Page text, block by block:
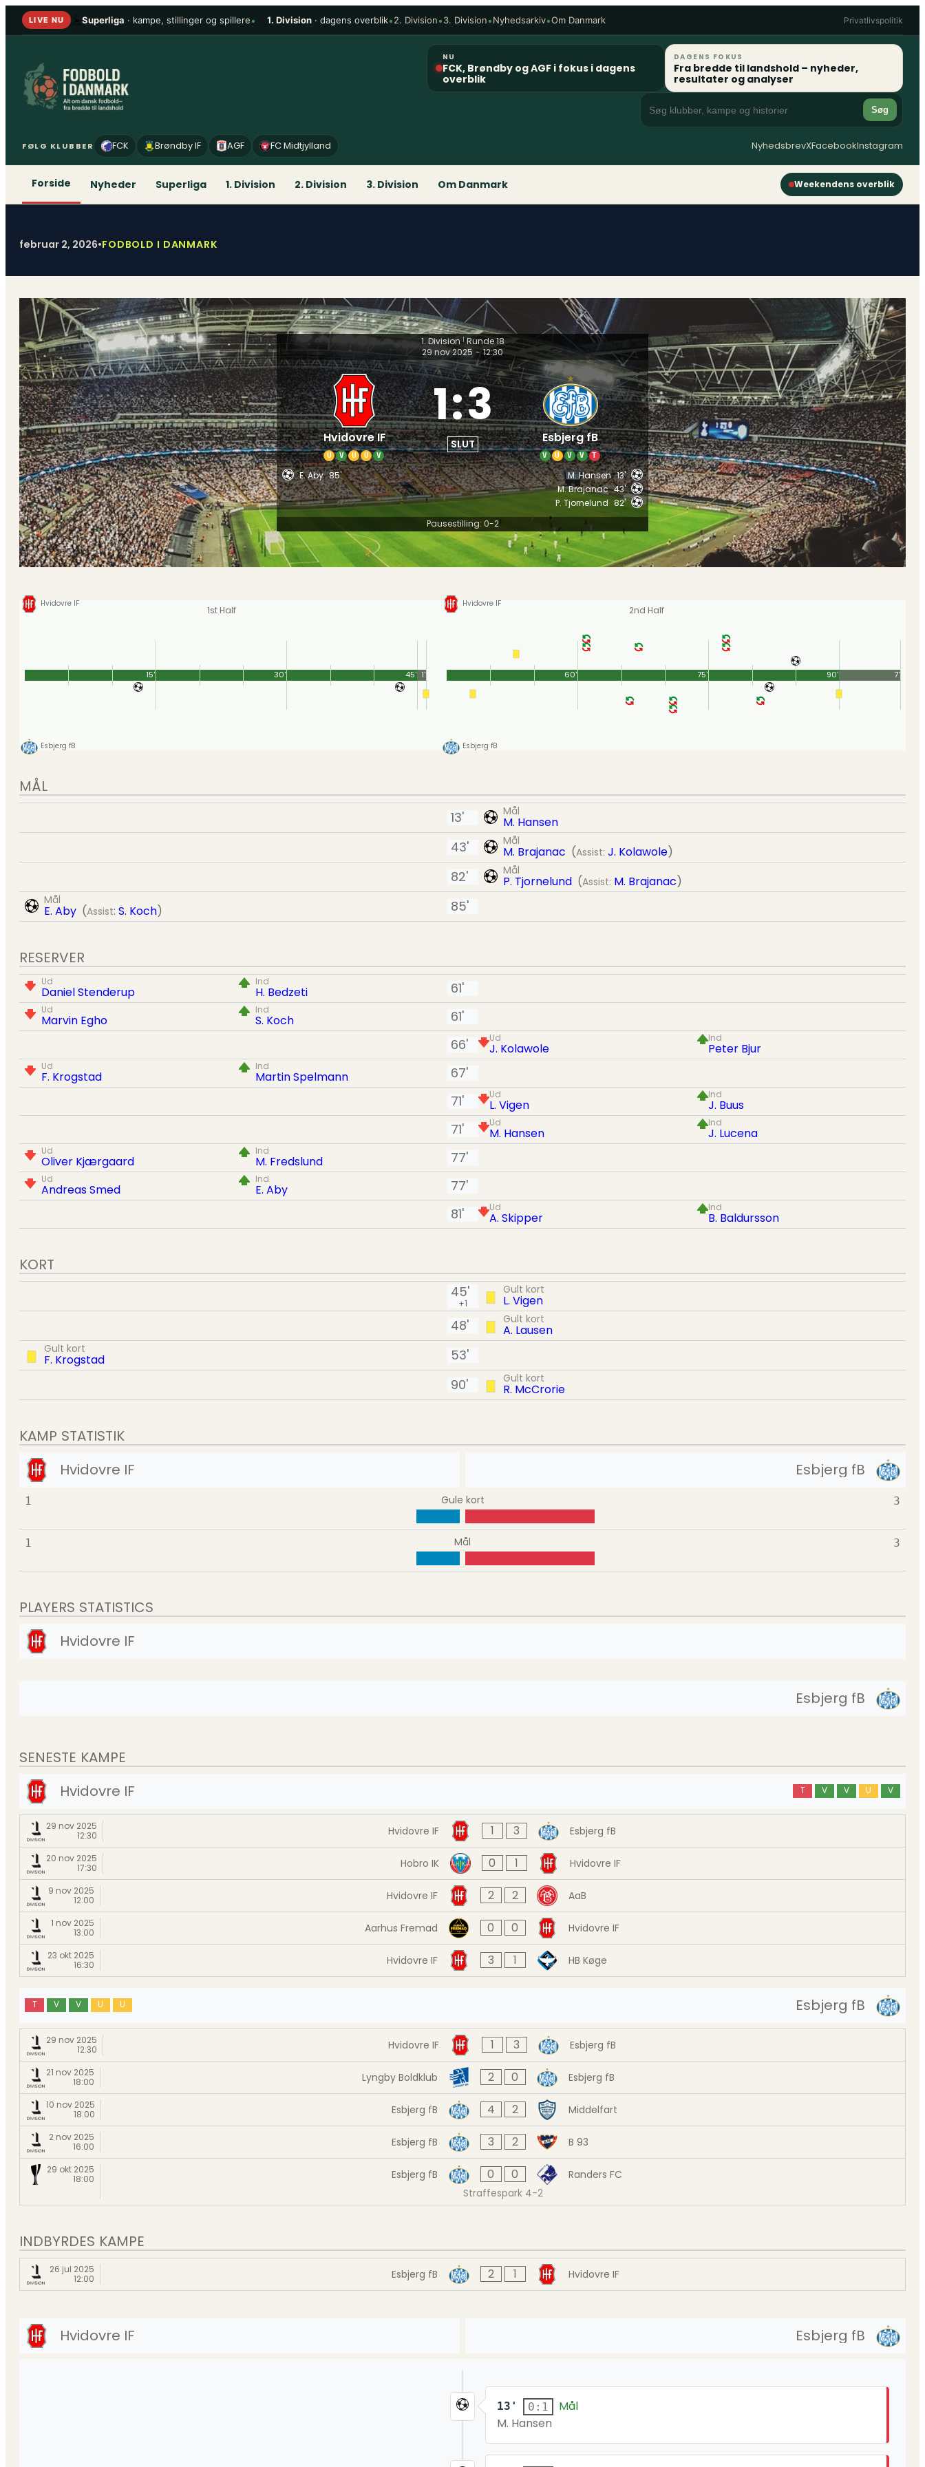
Spring
LIVE NU Superliga · kampe, stillinger og spillere• 1. Division · dagens overblik•2. Division•3. Division•Nyhedsarkiv•Om Danmark Privatlivspolitik
NU
FCK, Brøndby og AGF i fokus i dagens
overblik
DAGENS FOKUS
Fra bredde til landshold – nyheder,
resultater og analyser
Søg
FØLG KLUBBER FCK Brøndby IF AGF FC Midtjylland NyhedsbrevXFacebookInstagram
Forside Nyheder Superliga 1. Division 2. Division 3. Division Om Danmark Weekendens overblik
februar 2, 2026•FODBOLD I DANMARK
1. Division
Runde 18
29 nov 2025 - 12:30
Hvidovre IF
U V U U V
1:3
SLUT Esbjerg fB
V U V V T
E. Aby 85' M. Hansen 13'
M. Brajanac 43'
P. Tjornelund 82'
Pausestilling: 0-2
Hvidovre IF
1st Half
Esbjerg fB
45'
15' 30' 1'
Hvidovre IF
2nd Half
Esbjerg fB
90'
60' 75' 7'
MÅL
13' Mål
M. Hansen
43' Mål
M. Brajanac (Assist: J. Kolawole)
82' Mål
P. Tjornelund (Assist: M. Brajanac)
Mål
E. Aby (Assist: S. Koch) 85'
RESERVER
Ud
Daniel Stenderup
Ind
H. Bedzeti 61'
Ud
Marvin Egho
Ind
S. Koch
61'
66'
Ud
J. Kolawole
Ind
Peter Bjur
Ud
F. Krogstad
Ind
Martin Spelmann
67'
71'
Ud
L. Vigen
Ind
J. Buus
71' Ud
M. Hansen
Ind
J. Lucena
Ud
Oliver Kjærgaard
Ind
M. Fredslund 77'
Ud
Andreas Smed
Ind
E. Aby
77'
81'
Ud
A. Skipper
Ind
B. Baldursson
KORT
45'
+1
Gult kort
L. Vigen
48' Gult kort
A. Lausen
Gult kort
F. Krogstad
53'
90'
Gult kort
R. McCrorie
KAMP STATISTIK
Hvidovre IF
Esbjerg fB
1 Gule kort 3
1 Mål 3
PLAYERS STATISTICS
Hvidovre IF
Esbjerg fB
SENESTE KAMPE
Hvidovre IF
T V V U V
29 nov 2025
12:30
Hvidovre IF 1 3 Esbjerg fB
20 nov 2025
17:30
Hobro IK 0 1 Hvidovre IF
9 nov 2025
12:00
Hvidovre IF 2 2 AaB
1 nov 2025
13:00
Aarhus Fremad 0 0 Hvidovre IF
23 okt 2025
16:30
Hvidovre IF 3 1 HB Køge
Esbjerg fB
T V V U U
29 nov 2025
12:30
Hvidovre IF 1 3 Esbjerg fB
21 nov 2025
18:00
Lyngby Boldklub 2 0 Esbjerg fB
10 nov 2025
18:00
Esbjerg fB 4 2 Middelfart
2 nov 2025
16:00
Esbjerg fB 3 2 B 93
29 okt 2025
18:00
Esbjerg fB 0 0
Randers FC
Straffespark 4-2
INDBYRDES KAMPE
26 jul 2025
12:00
Esbjerg fB 2 1 Hvidovre IF
Hvidovre IF Esbjerg fB
13' 0:1
Mål
M. Hansen